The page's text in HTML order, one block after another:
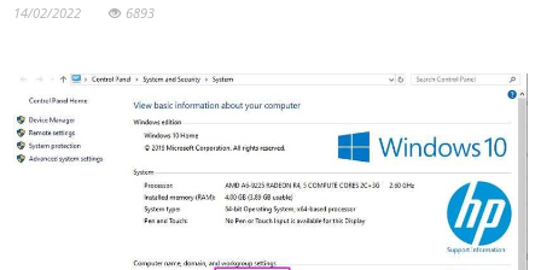
14/02/2022 6893